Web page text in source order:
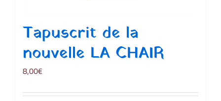
Tapuscrit de la
nouvelle LA CHAIR
8,00€